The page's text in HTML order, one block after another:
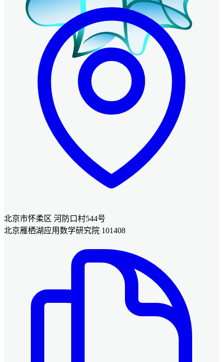
北京市怀柔区 河防口村544号
北京雁栖湖应用数学研究院 101408